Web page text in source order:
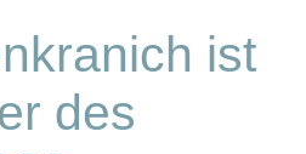
ist
des